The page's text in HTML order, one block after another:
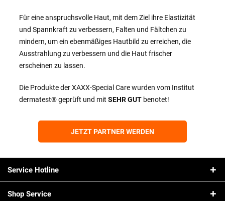
Für eine anspruchsvolle Haut, mit dem Ziel ihre Elastizität
und Spannkraft zu verbessern, Falten und Fältchen zu
mindern, um ein ebenmäßiges Hautbild zu erreichen, die
Ausstrahlung zu verbessern und die Haut frischer
erscheinen zu lassen.
Die Produkte der XAXX-Special Care wurden vom Institut
dermatest® geprüft und mitSEHR GUT benotet!
JETZT PARTNER WERDEN
Service Hotline
Shop Service